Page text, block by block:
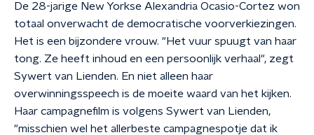
De 28-jarige New Yorkse Alexandria Ocasio-Cortez won
totaal onverwacht de democratische voorverkiezingen.
Het is een bijzondere vrouw. "Het vuur spuugt van haar
tong. Ze heeft inhoud en een persoonlijk verhaal", zegt
Sywert van Lienden. En niet alleen haar
overwinningsspeech is de moeite waard van het kijken.
Haar campagnefilm is volgens Sywert van Lienden,
"misschien wel het allerbeste campagnespotje dat ik